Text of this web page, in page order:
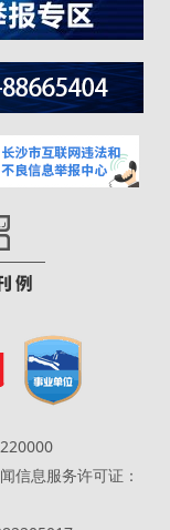
信息服务许可证：